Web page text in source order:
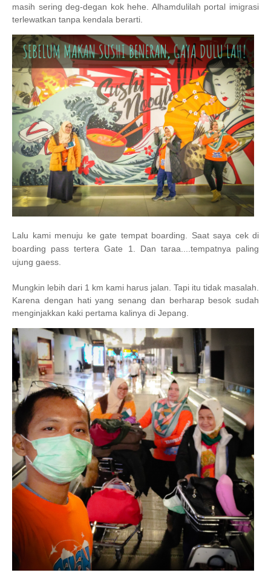
masih sering deg-degan kok hehe. Alhamdulilah portal imigrasi
terlewatkan tanpa kendala berarti.
Lalu kami menuju ke gate tempat boarding. Saat saya cek di
boarding pass tertera Gate 1. Dan taraa....tempatnya paling
ujung gaess.
Mungkin lebih dari 1 km kami harus jalan. Tapi itu tidak masalah.
Karena dengan hati yang senang dan berharap besok sudah
menginjakkan kaki pertama kalinya di Jepang.